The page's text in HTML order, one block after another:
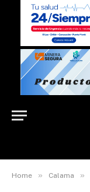
Home » Calama »